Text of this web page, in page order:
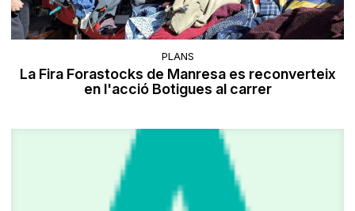
PLANS
La Fira Forastocks de Manresa es reconverteix
en l'acció Botigues al carrer